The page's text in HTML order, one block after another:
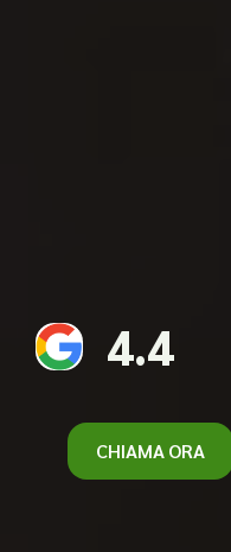
4.4
CHIAMA ORA